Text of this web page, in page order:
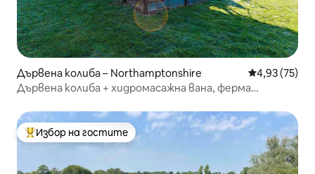
Дървена колиба – Northamptonshire Средна
4,93 (75)
Дървена колиба + хидромасажна вана, ферма
Най-популярен избор на гостите
Избор на гостите